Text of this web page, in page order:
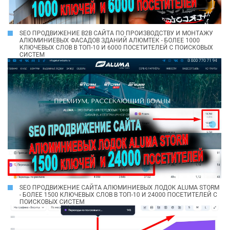
SEO ПРОДВИЖЕНИЕ B2B САЙТА ПО ПРОИЗВОДСТВУ И МОНТАЖУ
АЛЮМИНИЕВЫХ ФАСАДОВ ЗДАНИЙ АЛЮМТЕК - БОЛЕЕ 1000
КЛЮЧЕВЫХ СЛОВ В ТОП-10 И 6000 ПОСЕТИТЕЛЕЙ С ПОИСКОВЫХ
СИСТЕМ
SEO ПРОДВИЖЕНИЕ САЙТА АЛЮМИНИЕВЫХ ЛОДОК ALUMA STORM
- БОЛЕЕ 1500 КЛЮЧЕВЫХ СЛОВ В ТОП-10 И 24000 ПОСЕТИТЕЛЕЙ С
ПОИСКОВЫХ СИСТЕМ